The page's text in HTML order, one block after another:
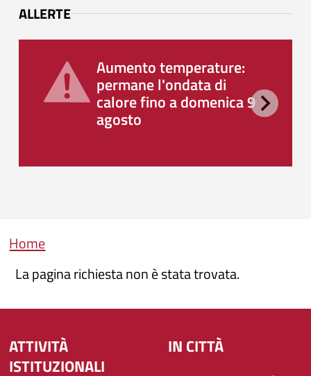
ALLERTE
Aumento temperature:
permane l'ondata di
calore fino a domenica 9
agosto
Briciole di pane
Home
La pagina richiesta non è stata trovata.
ATTIVITÀ
ISTITUZIONALI
IN CITTÀ